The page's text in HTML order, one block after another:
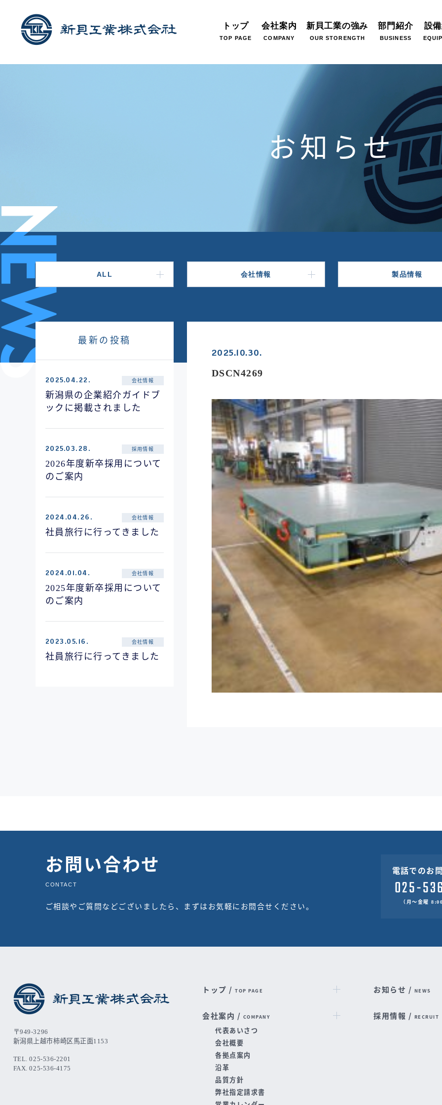
トップ
TOP PAGE
会社案内
COMPANY
新貝工業の強み
OUR STORENGTH
部門紹介
BUSINESS
設
お知らせ
ALL 会社情報 製品情報
2025.10.30.
DSCN4269
最新の投稿
2025.04.22. 会社情報
新潟県の企業紹介ガイドブ
ックに掲載されました
2025.03.28. 採用情報
2026年度新卒採用について
のご案内
2024.04.26. 会社情報
社員旅行に行ってきました
2024.01.04. 会社情報
2025年度新卒採用について
のご案内
2023.05.16. 会社情報
社員旅行に行ってきました
お問い合わせ
CONTACT
ご相談やご質問などございましたら、まずはお気軽にお問合せください。
電話でのお
（月～金曜
〒949-3296
新潟県上越市柿崎区馬正面1153
TEL. 025-536-2201
FAX. 025-536-4175
トップ /TOP PAGE
会社案内 / COMPANY
代表あいさつ
会社概要
各拠点案内
沿革
品質方針
弊社指定請求書
お知らせ / NEWS
採用情報 / RECRUIT